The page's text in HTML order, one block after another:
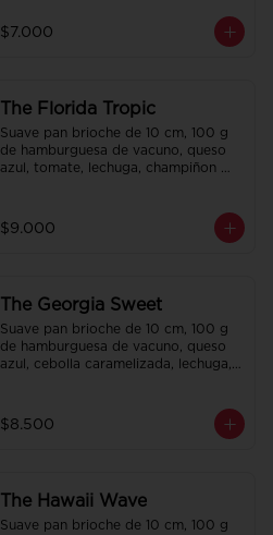
$7.000
The Florida Tropic
Suave pan brioche de 10 cm, 100 g
de hamburguesa de vacuno, queso
azul, tomate, lechuga, champiñon
$9.000
The Georgia Sweet
Suave pan brioche de 10 cm, 100 g
de hamburguesa de vacuno, queso
azul, cebolla caramelizada, lechuga,
$8.500
The Hawaii Wave
Suave pan brioche de 10 cm, 100 g